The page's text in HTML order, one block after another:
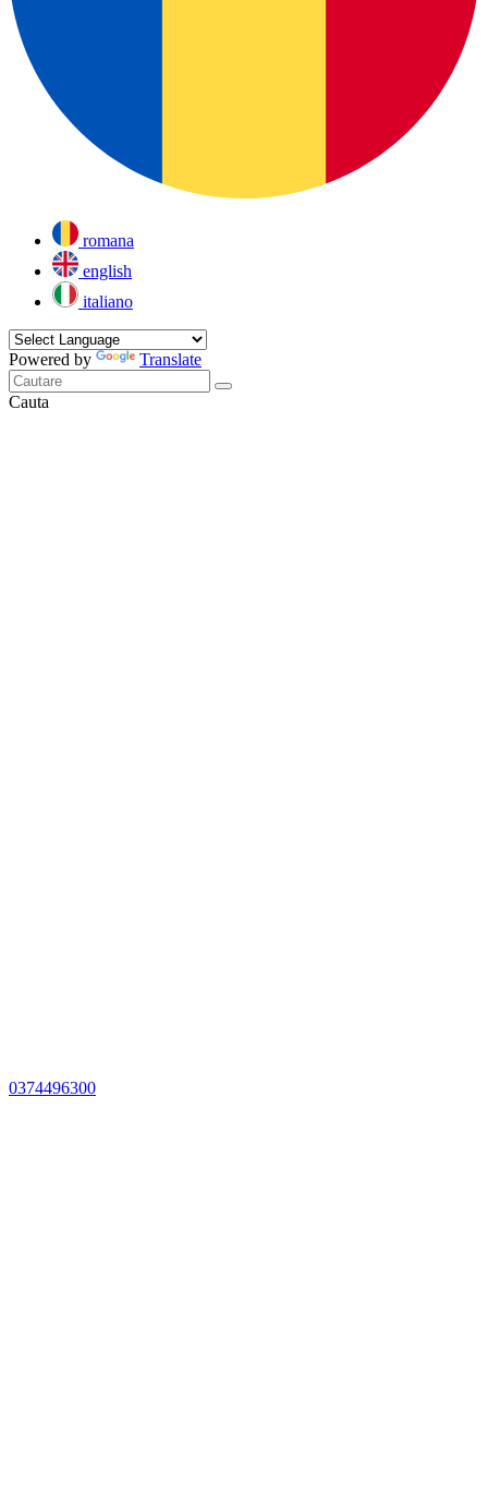
romana
english
italiano
Powered by Translate
Cauta
0374496300